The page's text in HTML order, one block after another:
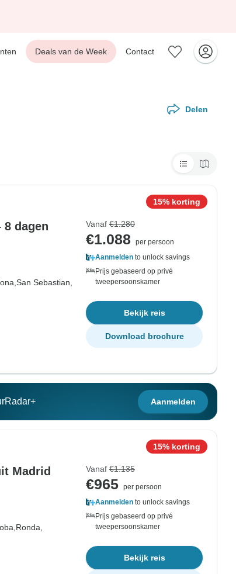
Deals van de Week Contact
Delen
8 dagen
San Sebastian,
15% korting
Vanaf €1.280
€1.088
per persoon
Aanmelden to unlock savings
Prijs gebaseerd op privé
tweepersoonskamer
Bekijk reis
Download brochure
Aanmelden
Madrid
Ronda,
15% korting
Vanaf €1.135
€965 per persoon
Aanmelden to unlock savings
Prijs gebaseerd op privé
tweepersoonskamer
Bekijk reis